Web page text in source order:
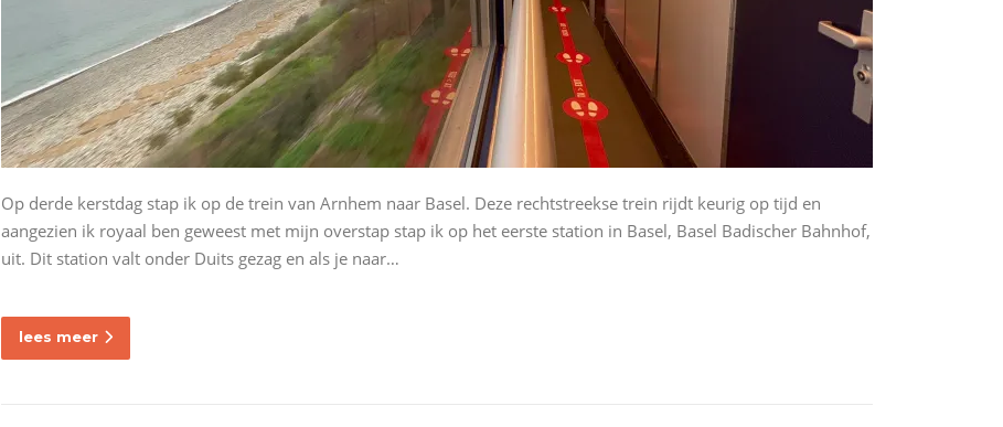
Op derde kerstdag stap ik op de trein van Arnhem naar Basel. Deze rechtstreekse trein rijdt keurig op tijd en
aangezien ik royaal ben geweest met mijn overstap stap ik op het eerste station in Basel, Basel Badischer Bahnhof,
uit. Dit station valt onder Duits gezag en als je naar…
lees meer